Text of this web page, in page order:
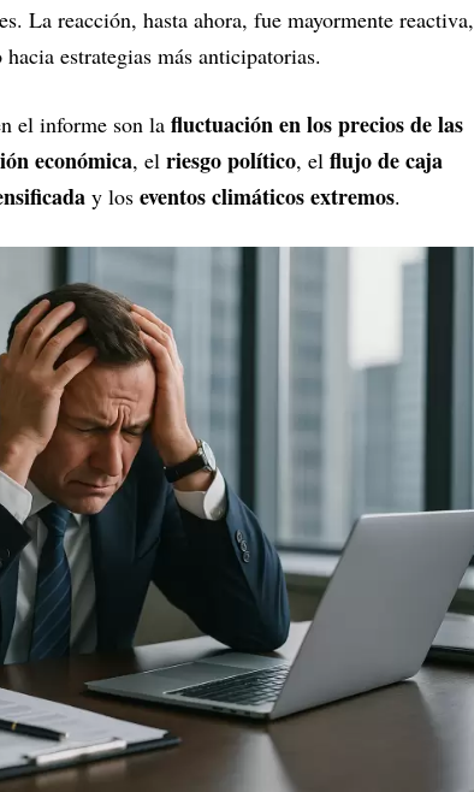
La reacción, hasta ahora, fue mayormente reactiva,
estrategias más anticipatorias.
el informe son la fluctuación en los precios de las
económica, el riesgo político, el flujo de caja
y los eventos climáticos extremos.